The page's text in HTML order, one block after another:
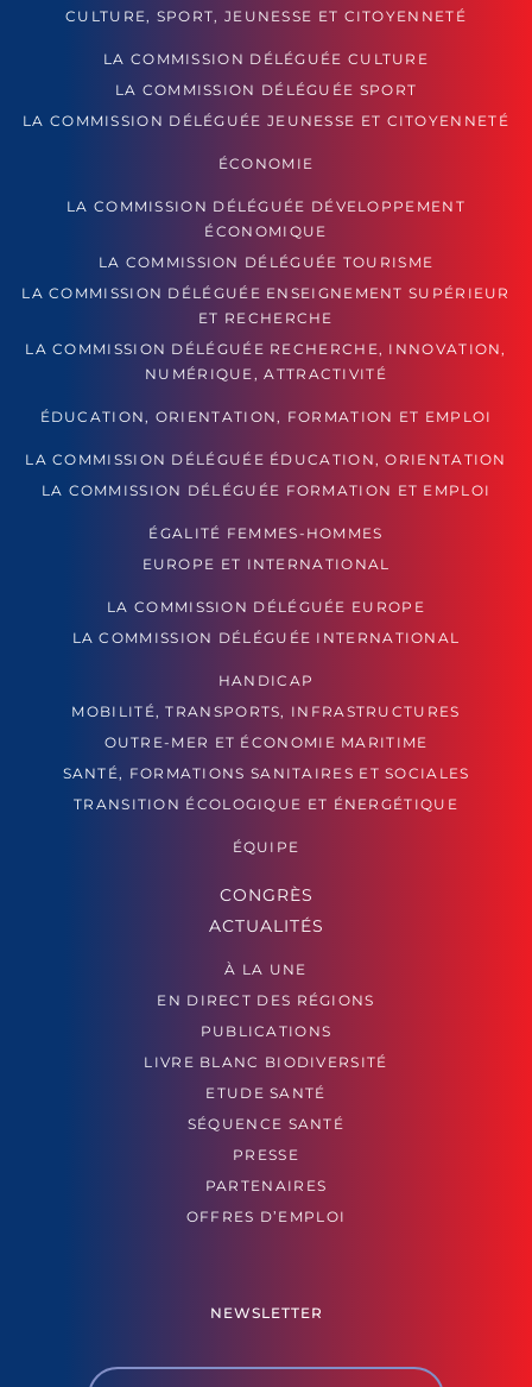
CULTURE, SPORT, JEUNESSE ET CITOYENNETÉ
LA COMMISSION DÉLÉGUÉE CULTURE
LA COMMISSION DÉLÉGUÉE SPORT
LA COMMISSION DÉLÉGUÉE JEUNESSE ET CITOYENNETÉ
ÉCONOMIE
LA COMMISSION DÉLÉGUÉE DÉVELOPPEMENT
ÉCONOMIQUE
LA COMMISSION DÉLÉGUÉE TOURISME
LA COMMISSION DÉLÉGUÉE ENSEIGNEMENT SUPÉRIEUR
ET RECHERCHE
LA COMMISSION DÉLÉGUÉE RECHERCHE, INNOVATION,
NUMÉRIQUE, ATTRACTIVITÉ
ÉDUCATION, ORIENTATION, FORMATION ET EMPLOI
LA COMMISSION DÉLÉGUÉE ÉDUCATION, ORIENTATION
LA COMMISSION DÉLÉGUÉE FORMATION ET EMPLOI
ÉGALITÉ FEMMES-HOMMES
EUROPE ET INTERNATIONAL
LA COMMISSION DÉLÉGUÉE EUROPE
LA COMMISSION DÉLÉGUÉE INTERNATIONAL
HANDICAP
MOBILITÉ, TRANSPORTS, INFRASTRUCTURES
OUTRE-MER ET ÉCONOMIE MARITIME
SANTÉ, FORMATIONS SANITAIRES ET SOCIALES
TRANSITION ÉCOLOGIQUE ET ÉNERGÉTIQUE
ÉQUIPE
CONGRÈS
ACTUALITÉS
À LA UNE
EN DIRECT DES RÉGIONS
PUBLICATIONS
LIVRE BLANC BIODIVERSITÉ
ETUDE SANTÉ
SÉQUENCE SANTÉ
PRESSE
PARTENAIRES
OFFRES D’EMPLOI
NEWSLETTER